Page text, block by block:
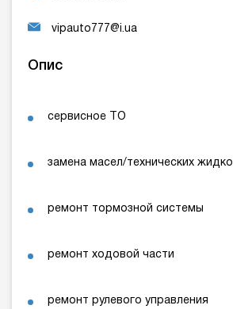
vipauto777@i.ua
Опис
сервисное ТО
замена масел/технических
ремонт тормозной системы
ремонт ходовой части
ремонт рулевого управления